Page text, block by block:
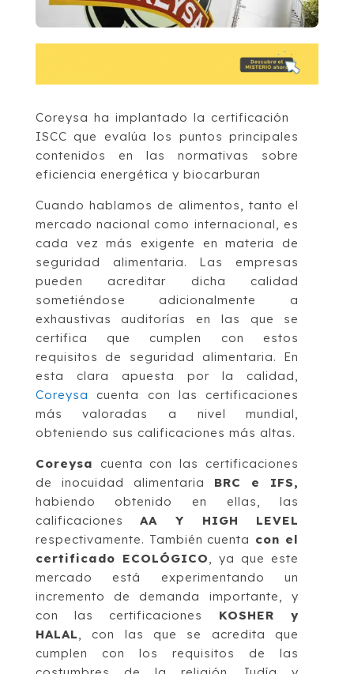
Coreysa ha implantado la certificación
ISCC que evalúa los puntos principales
contenidos en las normativas sobre
eficiencia energética y biocarburan
Cuando hablamos de alimentos, tanto el
mercado nacional como internacional, es
cada vez más exigente en materia de
seguridad alimentaria. Las empresas
pueden acreditar dicha calidad
sometiéndose adicionalmente a
exhaustivas auditorías en las que se
certifica que cumplen con estos
requisitos de seguridad alimentaria. En
esta clara apuesta por la calidad,
Coreysa cuenta con las certificaciones
más valoradas a nivel mundial,
obteniendo sus calificaciones más altas.
Coreysa cuenta con las certificaciones
de inocuidad alimentaria BRC e IFS,
habiendo obtenido en ellas, las
calificacionesAA Y HIGH LEVEL
respectivamente. También cuenta con el
certificado ECOLÓGICO, ya que este
mercado está experimentando un
incremento de demanda importante, y
con las certificaciones KOSHER y
HALAL, con las que se acredita que
cumplen con los requisitos de las